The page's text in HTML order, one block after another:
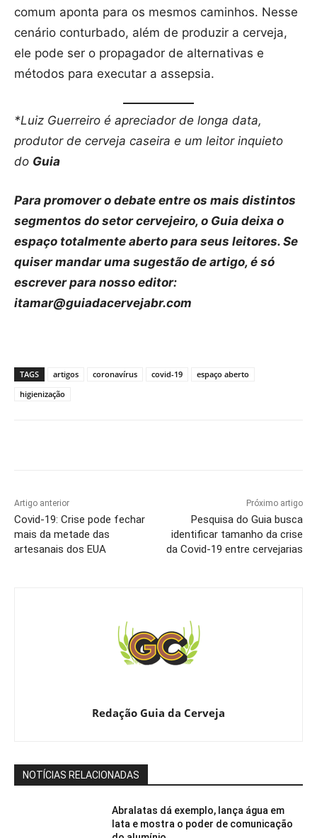
comum aponta para os mesmos caminhos. Nesse
cenário conturbado, além de produzir a cerveja,
ele pode ser o propagador de alternativas e
métodos para executar a assepsia.
*Luiz Guerreiro é apreciador de longa data,
produtor de cerveja caseira e um leitor inquieto
do Guia
Para promover o debate entre os mais distintos
segmentos do setor cervejeiro, o Guia deixa o
espaço totalmente aberto para seus leitores. Se
quiser mandar uma sugestão de artigo, é só
escrever para nosso editor:
itamar@guiadacervejabr.com
TAGS artigos coronavírus covid-19
espaço aberto
higienização
Artigo anterior
Covid-19: Crise pode fechar
mais da metade das
artesanais dos EUA
Próximo artigo
Pesquisa do Guia busca
identificar tamanho da crise
da Covid-19 entre cervejarias
Redação Guia da Cerveja
NOTÍCIAS RELACIONADAS
Abralatas dá exemplo, lança água em
lata e mostra o poder de comunicação